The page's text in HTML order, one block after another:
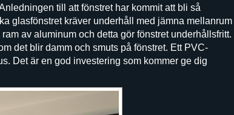
till att fönstret har kommit att bli så
glasfönstret kräver underhåll med jämna mellanrum
av aluminum och detta gör fönstret underhållsfritt.
det blir damm och smuts på fönstret. Ett PVC-
Det är en god investering som kommer ge dig